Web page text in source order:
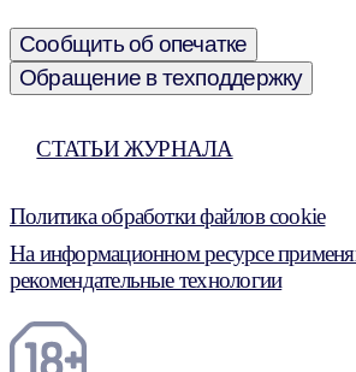
Сообщить об опечатке
Обращение в техподдержку
СТАТЬИ ЖУРНАЛА
Политика обработки файлов cookie
На информационном ресурсе
рекомендательные технологии